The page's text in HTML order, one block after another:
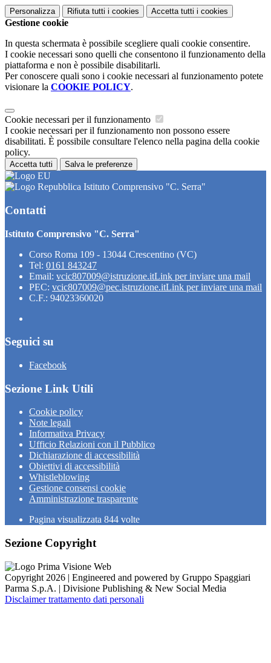
Personalizza Rifiuta tutti i cookies Accetta tutti i cookies
Gestione cookie
In questa schermata è possibile scegliere quali cookie consentire.
I cookie necessari sono quelli che consentono il funzionamento della
piattaforma e non è possibile disabilitarli.
Per conoscere quali sono i cookie necessari al funzionamento potete
visionare la COOKIE POLICY.
Cookie necessari per il funzionamento
I cookie necessari per il funzionamento non possono essere
disabilitati. È possibile consultare l'elenco nella pagina della cookie
policy.
Accetta tutti Salva le preferenze
Istituto Comprensivo "C. Serra"
Contatti
Istituto Comprensivo "C. Serra"
Corso Roma 109 - 13044 Crescentino (VC)
Tel: 0161 843247
Email: vcic807009@istruzione.itLink per inviare una mail
PEC: vcic807009@pec.istruzione.itLink per inviare una mail
C.F.: 94023360020
Seguici su
Facebook
Sezione Link Utili
Cookie policy
Note legali
Informativa Privacy
Ufficio Relazioni con il Pubblico
Dichiarazione di accessibilità
Obiettivi di accessibilità
Whistleblowing
Gestione consensi cookie
Amministrazione trasparente
Pagina visualizzata 844 volte
Sezione Copyright
Copyright 2026 | Engineered and powered by Gruppo Spaggiari
Parma S.p.A. | Divisione Publishing & New Social Media
Disclaimer trattamento dati personali